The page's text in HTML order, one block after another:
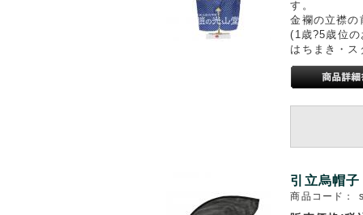
す。
金襴の立襟の
(1歳?5歳位
はちまき・ス
引立烏帽子
商品コード：